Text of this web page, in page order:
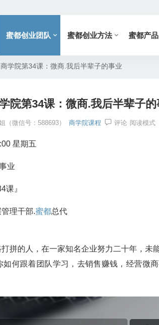
蜜都创业团队 蜜都创业方法 蜜都产品
学院第34课：微商.我后半辈子的事业
院第34课：微商.我后半辈子
（微信号：588693） 商学院课程 评论 阅读模式
星期五
业
课』
理干部.蜜都总代
拼的人，在一家知名企业努力二十年，未
何跟着团队学习，去销售赚钱，经营微